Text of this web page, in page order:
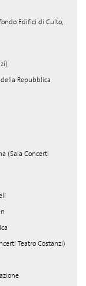
Edifici di Culto,
Repubblica
(Sala Concerti
Teatro Costanzi)